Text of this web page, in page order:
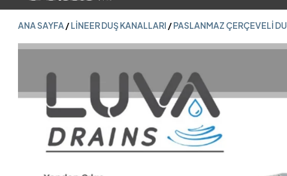
ANA SAYFA /LINEER DUŞ KANALLARI /PASLANMAZ ÇERÇEVELI